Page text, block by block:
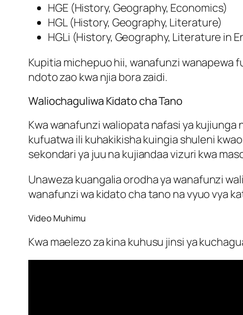
HGE (History, Geography, Economics)
HGL (History, Geography, Literature)
HGLi (History, Geography, Literature in
Kupitia michepuo hii, wanafunzi wanapewa
ndoto zao kwa njia bora zaidi.
Waliochaguliwa Kidato cha Tano
Kwa wanafunzi waliopata nafasi ya kujiunga
kufuatwa ili kuhakikisha kuingia shuleni
sekondari ya juu na kujiandaa vizuri kwa
Unaweza kuangalia orodha ya wanafunzi
wanafunzi wa kidato cha tano na vyuo vya
Video Muhimu
Kwa maelezo za kina kuhusu jinsi ya